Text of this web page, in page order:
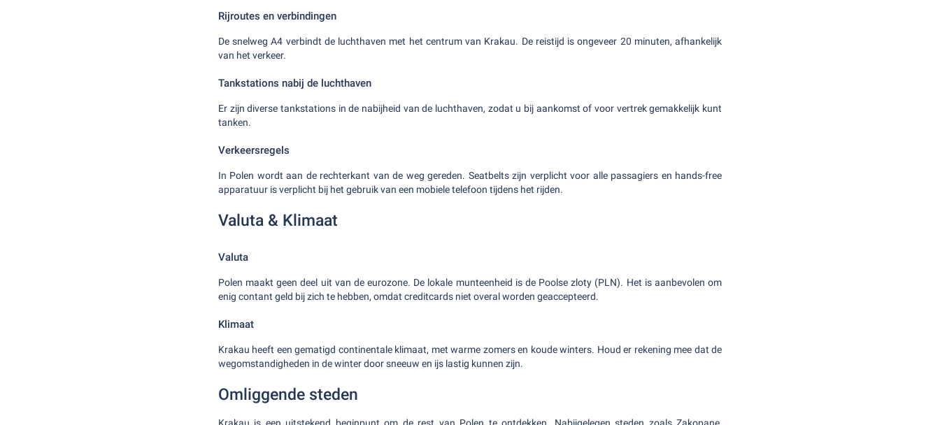
Rijroutes en verbindingen
De snelweg A4 verbindt de luchthaven met het centrum van Krakau. De reistijd is ongeveer 20 minuten, afhankelijk
van het verkeer.
Tankstations nabij de luchthaven
Er zijn diverse tankstations in de nabijheid van de luchthaven, zodat u bij aankomst of voor vertrek gemakkelijk kunt
tanken.
Verkeersregels
In Polen wordt aan de rechterkant van de weg gereden. Seatbelts zijn verplicht voor alle passagiers en hands-free
apparatuur is verplicht bij het gebruik van een mobiele telefoon tijdens het rijden.
Valuta & Klimaat
Valuta
Polen maakt geen deel uit van de eurozone. De lokale munteenheid is de Poolse zloty (PLN). Het is aanbevolen om
enig contant geld bij zich te hebben, omdat creditcards niet overal worden geaccepteerd.
Klimaat
Krakau heeft een gematigd continentale klimaat, met warme zomers en koude winters. Houd er rekening mee dat de
wegomstandigheden in de winter door sneeuw en ijs lastig kunnen zijn.
Omliggende steden